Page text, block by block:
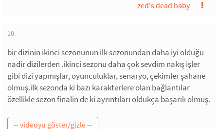
zed's dead baby
10.
bir dizinin ikinci sezonunun ilk sezonundan daha iyi olduğu
nadir dizilerden .ikinci sezonu daha çok sevdim nakış işler
gibi dizi yapmışlar, oyunculuklar, senaryo, çekimler şahane
olmuş.ilk sezonda ki bazı karakterlere olan bağlantılar
özellikle sezon finalin de ki ayrıntıları oldukça başarılı olmuş.